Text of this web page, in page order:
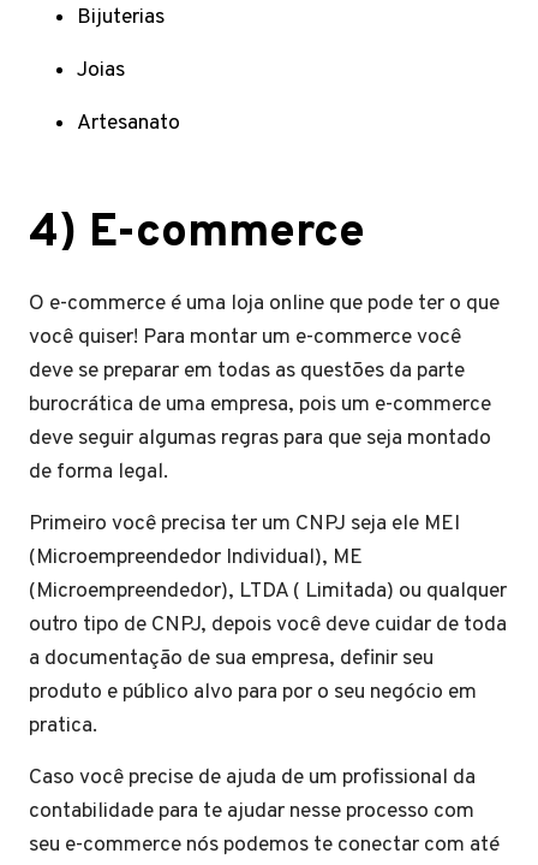
Bijuterias
Joias
Artesanato
4) E-commerce
O e-commerce é uma loja online que pode ter o que
você quiser! Para montar um e-commerce você
deve se preparar em todas as questões da parte
burocrática de uma empresa, pois um e-commerce
deve seguir algumas regras para que seja montado
de forma legal.
Primeiro você precisa ter um CNPJ seja ele MEI
(Microempreendedor Individual), ME
(Microempreendedor), LTDA ( Limitada) ou qualquer
outro tipo de CNPJ, depois você deve cuidar de toda
a documentação de sua empresa, definir seu
produto e público alvo para por o seu negócio em
pratica.
Caso você precise de ajuda de um profissional da
contabilidade para te ajudar nesse processo com
seu e-commerce nós podemos te conectar com até